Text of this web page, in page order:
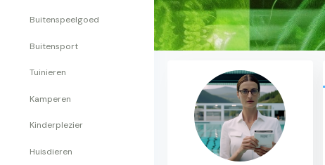
Buitenspeelgoed
Buitensport
Tuinieren
Kamperen
Kinderplezier
Huisdieren